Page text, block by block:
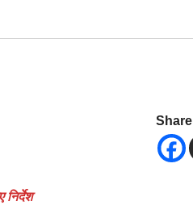
Share
निर्देश